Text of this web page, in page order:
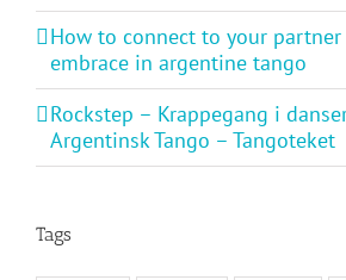
How to connect to your
embrace in argentine tango
Rockstep – Krappegang i
Argentinsk Tango – Tangoteket
Tags